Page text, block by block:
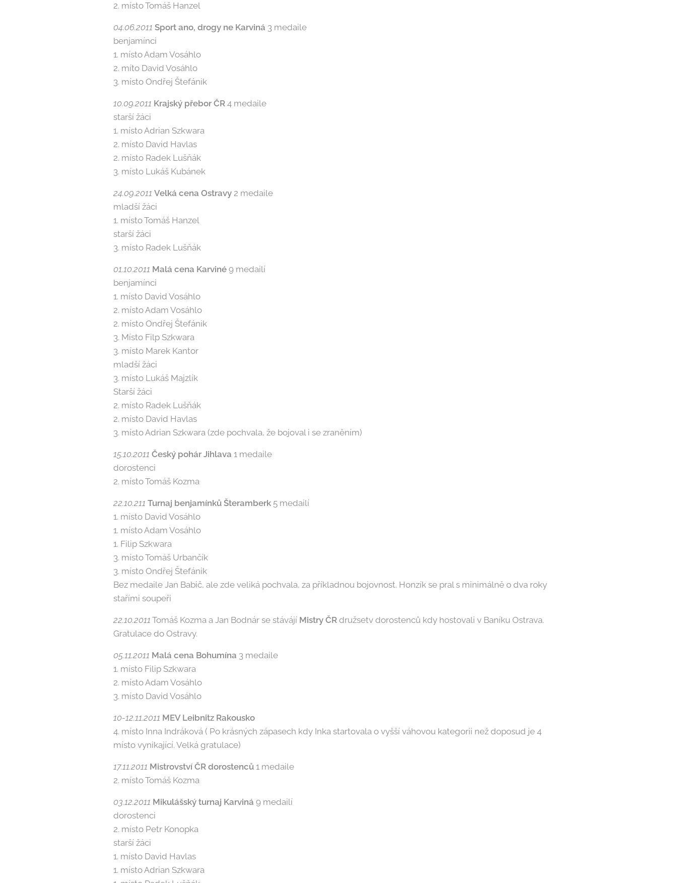
2. místo Tomáš Hanzel
04.06.2011 Sport ano, drogy ne Karviná 3 medaile
benjamínci
1. místo Adam Vosáhlo
2. míto David Vosáhlo
3. místo Ondřej Štefánik
10.09.2011 Kraj­ský přebor ČR4 medaile
starší žáci
1. místo Adrian Szkwara
2. místo David Havlas
2. místo Radek Lušňák
3. místo Lukáš Kubánek
24.09.2011 Velká cena Ostravy2 medaile
mladší žáci
1. místo Tomáš Hanzel
starší žáci
3. místo Radek Lušňák
01.10.2011 Malá cena Karviné9 medailí
benjamínci
1. místo David Vosáhlo
2. místo Adam Vosáhlo
2. místo Ondřej Štefánik
3. Místo Filp Szkwara
3. místo Marek Kantor
mladší žáci
3. místo Lukáš Majzlík
Starší žáci
2. místo Radek Lušňák
2. místo David Havlas
3. místo Adrian Szkwara (zde pochvala, že bojoval i se zraněním)
15.10.2011 Český pohár Jihlava 1 medaile
dorostenci
2. místo Tomáš Kozma
22.10.211 Turnaj benjamínků Šteramberk5 medailí
1. místo David Vosáhlo
1. místo Adam Vosáhlo
1. Filip Szkwara
3. místo Tomáš Urbančík
3. místo Ondřej Štefánik
Bez medaile Jan Babič, ale zde veliká pochvala, za příkladnou bojovnost. Honzík se pral s minimálně o dva roky
stařími soupeři
22.10.2011 Tomáš Kozma a Jan Bodnár se stávájí Mistry ČRdružsetv dorostenců kdy hostovali v Baníku Ostrava.
Gratulace do Ostravy.
05.11.2011 Malá cena Bohumína 3 medaile
1. místo Filip Szkwara
2. místo Adam Vosáhlo
3. místo David Vosáhlo
10-12.11.2011 MEV Leibnitz Rakousko
4. místo Inna Indráková ( Po krásných zápasech kdy Inka startovala o vyšší váhovou kategorii než doposud je 4
místo vynikající. Velká gratulace)
17.11.2011 Mis­trovství ČR dorostenců1 medaile
2. místo Tomáš Kozma
03.12.2011 Mi­kulášský turnaj Karviná 9 medailí
dorostenci
2. místo Petr Konopka
starší žáci
1. místo David Havlas
1. místo Adrian Szkwara